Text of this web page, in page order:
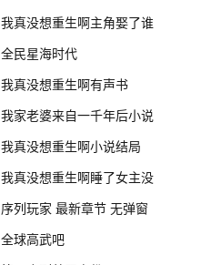
我真没想重生啊主角娶了谁
全民星海时代
我真没想重生啊有声书
我家老婆来自一千年后小说
我真没想重生啊小说结局
我真没想重生啊睡了女主没
序列玩家 最新章节 无弹窗
全球高武吧